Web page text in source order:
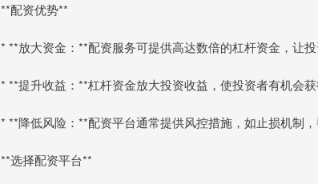
**配资优势**
* **放大资金：**配资服务可提供高达数倍的杠杆资金，让投
* **提升收益：**杠杆资金放大投资收益，使投资者有机会获
* **降低风险：**配资平台通常提供风控措施，如止损机制
**选择配资平台**